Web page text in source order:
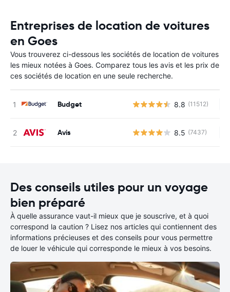
Entreprises de location de voitures
en Goes
Vous trouverez ci-dessous les sociétés de location de voitures
les mieux notées à Goes. Comparez tous les avis et les prix de
ces sociétés de location en une seule recherche.
Budget 8.8 (11512)
Avis 8.5 (7437)
Des conseils utiles pour un voyage
bien préparé
À quelle assurance vaut-il mieux que je souscrive, et à quoi
correspond la caution ? Lisez nos articles qui contiennent des
informations précieuses et des conseils pour vous permettre
de louer le véhicule qui corresponde le mieux à vos besoins.